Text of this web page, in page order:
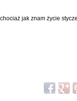
jak znam życie